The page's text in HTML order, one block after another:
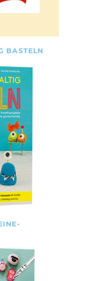
BASTELN